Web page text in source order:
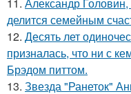
делится семейным
12. Десять лет
призналась, что ни с
Брэдом питтом.
13. Звезда "Ранеток"